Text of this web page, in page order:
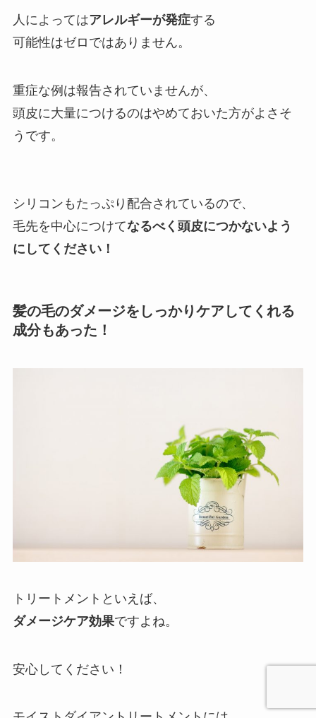
人によってはアレルギーが発症する
可能性はゼロではありません。
重症な例は報告されていませんが、
頭皮に大量につけるのはやめておいた方がよさそ
うです。
シリコンもたっぷり配合されているので、
毛先を中心につけてなるべく頭皮につかないよう
にしてください！
髪の毛のダメージをしっかりケアしてくれる
成分もあった！
トリートメントといえば、
ダメージケア効果ですよね。
安心してください！